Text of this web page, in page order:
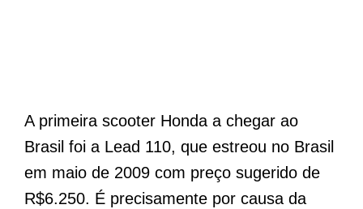
A primeira scooter Honda a chegar ao
Brasil foi a Lead 110, que estreou no Brasil
em maio de 2009 com preço sugerido de
R$6.250. É precisamente por causa da